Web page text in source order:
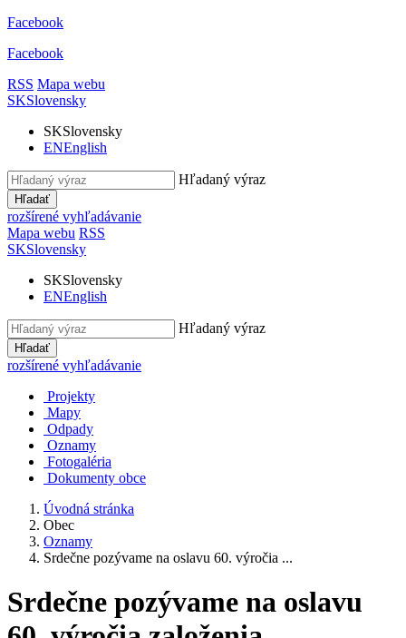
Facebook
Facebook
RSS Mapa webu
SKSlovensky
SKSlovensky
ENEnglish
Hľadaný výraz
Hľadať
rozšírené vyhľadávanie
Mapa webu RSS
SKSlovensky
SKSlovensky
ENEnglish
Hľadaný výraz
Hľadať
rozšírené vyhľadávanie
Projekty
Mapy
Odpady
Oznamy
Fotogaléria
Dokumenty obce
Úvodná stránka
Obec
Oznamy
Srdečne pozývame na oslavu 60. výročia ...
Srdečne pozývame na oslavu